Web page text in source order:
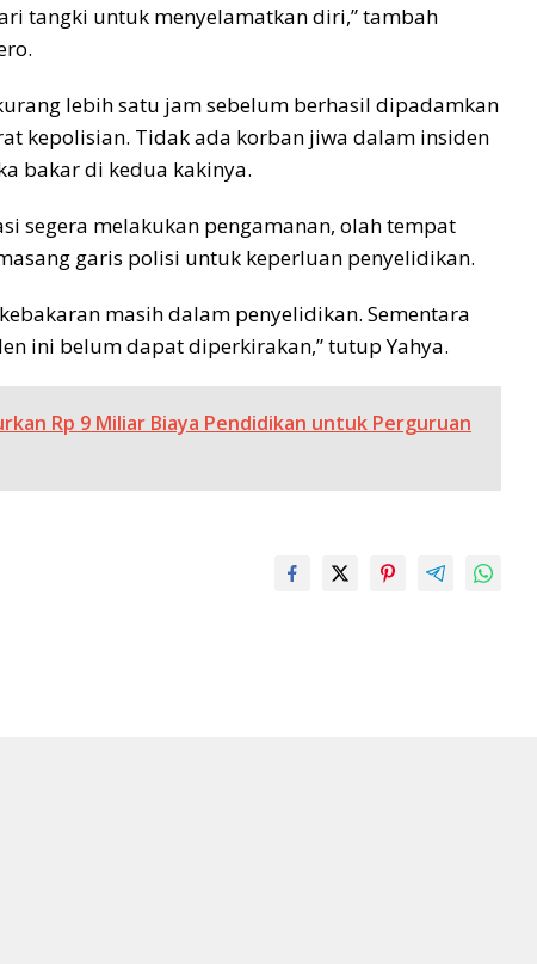
tangki untuk menyelamatkan diri,” tambah
lebih satu jam sebelum berhasil dipadamkan
kepolisian. Tidak ada korban jiwa dalam insiden
bakar di kedua kakinya.
segera melakukan pengamanan, olah tempat
garis polisi untuk keperluan penyelidikan.
masih dalam penyelidikan. Sementara
ini belum dapat diperkirakan,” tutup Yahya.
Rp 9 Miliar Biaya Pendidikan untuk Perguruan